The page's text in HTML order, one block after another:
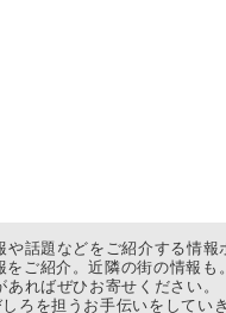
話題などをご紹介する情報
ご紹介。近隣の街の情報も。
ればぜひお寄せください。
ろを担うお手伝いをしてい